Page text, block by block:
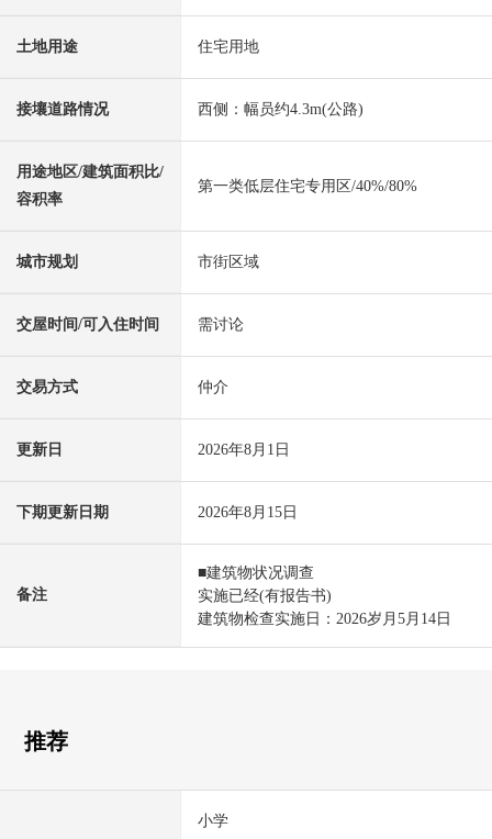
土地用途 住宅用地
接壤道路情况 西侧：幅员约4.3m(公路)
用途地区/建筑面积比/
容积率
第一类低层住宅专用区/40%/80%
城市规划 市街区域
交屋时间/可入住时间 需讨论
交易方式 仲介
更新日 2026年8月1日
下期更新日期 2026年8月15日
备注
■建筑物状况调查
实施已经(有报告书)
建筑物检查实施日：2026岁月5月14日
推荐
小学